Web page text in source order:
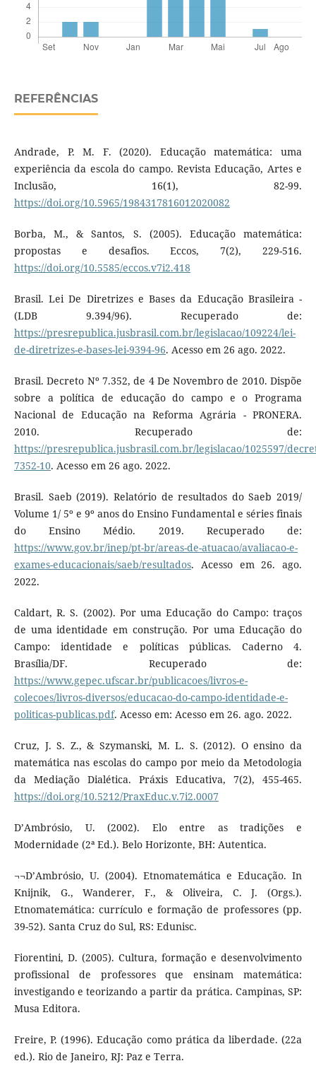
REFERÊNCIAS
Andrade, P. M. F. (2020). Educação matemática: uma
experiência da escola do campo. Revista Educação, Artes e
Inclusão, 16(1), 82-99.
https://doi.org/10.5965/1984317816012020082
Borba, M., & Santos, S. (2005). Educação matemática:
propostas e desafios. Eccos, 7(2), 229-516.
https://doi.org/10.5585/eccos.v7i2.418
Brasil. Lei De Diretrizes e Bases da Educação Brasileira -
(LDB 9.394/96). Recuperado de:
https://presrepublica.jusbrasil.com.br/legislacao/109224/lei-
de-diretrizes-e-bases-lei-9394-96. Acesso em 26 ago. 2022.
Brasil. Decreto Nº 7.352, de 4 De Novembro de 2010. Dispõe
sobre a política de educação do campo e o Programa
Nacional de Educação na Reforma Agrária - PRONERA.
2010. Recuperado de:
https://presrepublica.jusbrasil.com.br/legislacao/1025597/
7352-10. Acesso em 26 ago. 2022.
Brasil. Saeb (2019). Relatório de resultados do Saeb 2019/
Volume 1/ 5º e 9º anos do Ensino Fundamental e séries finais
do Ensino Médio. 2019. Recuperado de:
https://www.gov.br/inep/pt-br/areas-de-atuacao/avaliacao-e-
exames-educacionais/saeb/resultados. Acesso em 26. ago.
2022.
Caldart, R. S. (2002). Por uma Educação do Campo: traços
de uma identidade em construção. Por uma Educação do
Campo: identidade e políticas públicas. Caderno 4.
Brasília/DF. Recuperado de:
https://www.gepec.ufscar.br/publicacoes/livros-e-
colecoes/livros-diversos/educacao-do-campo-identidade-e-
politicas-publicas.pdf. Acesso em: Acesso em 26. ago. 2022.
Cruz, J. S. Z., & Szymanski, M. L. S. (2012). O ensino da
matemática nas escolas do campo por meio da Metodologia
da Mediação Dialética. Práxis Educativa, 7(2), 455-465.
https://doi.org/10.5212/PraxEduc.v.7i2.0007
D’Ambrósio, U. (2002). Elo entre as tradições e
Modernidade (2ª Ed.). Belo Horizonte, BH: Autentica.
¬¬D’Ambrósio, U. (2004). Etnomatemática e Educação. In
Knijnik, G., Wanderer, F., & Oliveira, C. J. (Orgs.).
Etnomatemática: currículo e formação de professores (pp.
39-52). Santa Cruz do Sul, RS: Edunisc.
Fiorentini, D. (2005). Cultura, formação e desenvolvimento
profissional de professores que ensinam matemática:
investigando e teorizando a partir da prática. Campinas, SP:
Musa Editora.
Freire, P. (1996). Educação como prática da liberdade. (22a
ed.). Rio de Janeiro, RJ: Paz e Terra.